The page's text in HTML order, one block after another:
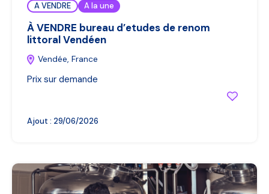
A VENDRE A la une
À VENDRE bureau d’etudes de renom
littoral Vendéen
Vendée, France
Prix sur demande
Ajout : 29/06/2026